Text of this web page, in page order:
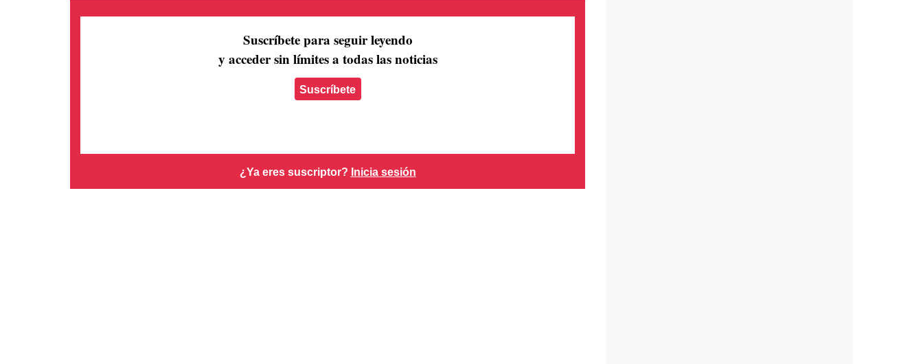
Suscríbete para seguir leyendo
y acceder sin límites a todas las noticias
Suscríbete
¿Ya eres suscriptor? Inicia sesión